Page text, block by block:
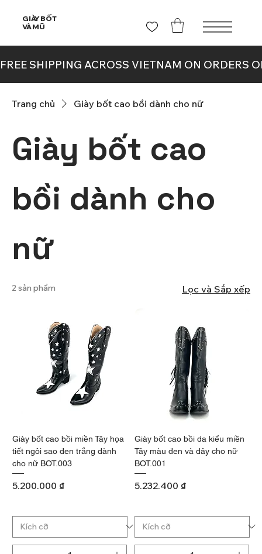
GIÀY BỐT
VÀ MŨ
Trang chủ Giày bốt cao bồi dành cho nữ
Giày bốt cao
bồi dành cho
nữ
2 sản phẩm Lọc và Sắp xếp
Giày bốt cao bồi miền Tây họa
tiết ngôi sao đen trắng dành
cho nữ BOT.003
Giá
5.200.000 ₫
Giày bốt cao bồi da kiểu miền
Tây màu đen và dây cho nữ
BOT.001
Giá
5.232.400 ₫